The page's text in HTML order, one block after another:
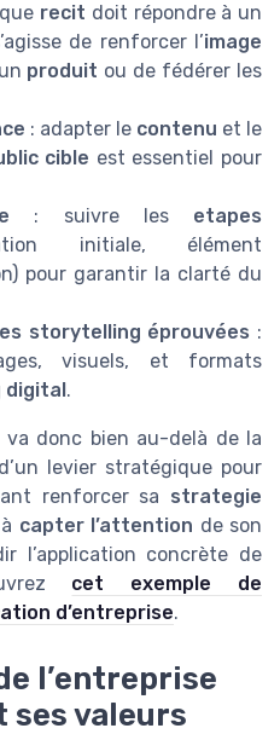
recit doit répondre à un
de renforcer l’image
produit ou de fédérer les
: adapter le contenu et le
cible est essentiel pour
: suivre les etapes
initiale, élément
pour garantir la clarté du
storytelling éprouvées :
visuels, et formats
.
va donc bien au-delà de la
levier stratégique pour
renforcer sa strategie
capter l’attention de son
l’application concrète de
cet exemple de
d’entreprise.
l’entreprise
ses valeurs